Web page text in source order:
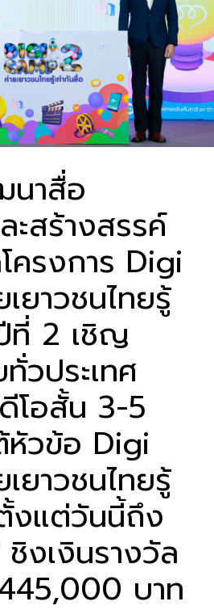
าสื่อ
สร้างสรรค์
ครงการ Digi
ยาวชนไทยรู้
ที่ 2 เชิญ
วประเทศ
โอสั้น 3-5
หัวข้อ Digi
ยาวชนไทยรู้
งแต่วันนี้ถึง
งเงินรางวัล
บาท